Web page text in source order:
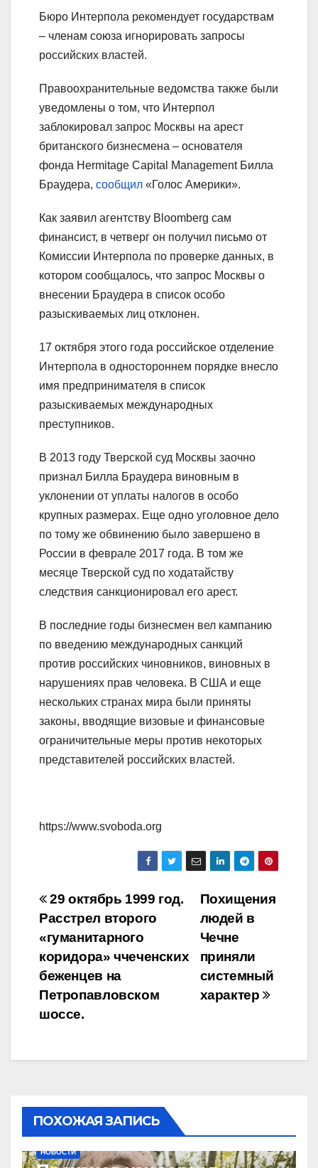
Бюро Интерпола рекомендует государствам
– членам союза игнорировать запросы
российских властей.
Правоохранительные ведомства также были
уведомлены о том, что Интерпол
заблокировал запрос Москвы на арест
британского бизнесмена – основателя
фонда Hermitage Capital Management Билла
Браудера, сообщил «Голос Америки».
Как заявил агентству Bloomberg сам
финансист, в четверг он получил письмо от
Комиссии Интерпола по проверке данных, в
котором сообщалось, что запрос Москвы о
внесении Браудера в список особо
разыскиваемых лиц отклонен.
17 октября этого года российское отделение
Интерпола в одностороннем порядке внесло
имя предпринимателя в список
разыскиваемых международных
преступников.
В 2013 году Тверской суд Москвы заочно
признал Билла Браудера виновным в
уклонении от уплаты налогов в особо
крупных размерах. Еще одно уголовное дело
по тому же обвинению было завершено в
России в феврале 2017 года. В том же
месяце Тверской суд по ходатайству
следствия санкционировал его арест.
В последние годы бизнесмен вел кампанию
по введению международных санкций
против российских чиновников, виновных в
нарушениях прав человека. В США и еще
нескольких странах мира были приняты
законы, вводящие визовые и финансовые
ограничительные меры против некоторых
представителей российских властей.
https://www.svoboda.org
Навигация
по
записям
Похищения
людей в
Чечне
приняли
системный
характер
29 октябрь 1999 год.
Расстрел второго
«гуманитарного
коридора» ччеченских
беженцев на
Петропавловском
шоссе.
ПОХОЖАЯ ЗАПИСЬ
НОВОСТИ